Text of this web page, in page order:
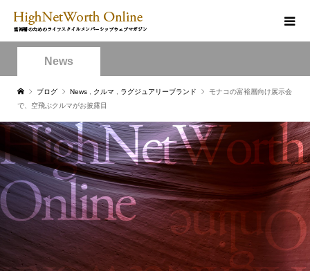
News
ブログ News クルマ ラグジュアリーブランド
モナコの富裕層向け展示会
で、空飛ぶクルマがお披露目